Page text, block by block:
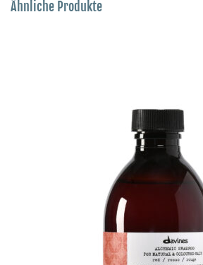
Ähnliche Produkte